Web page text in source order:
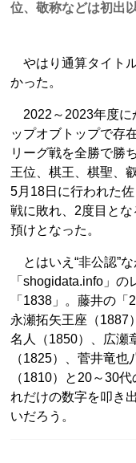
位、敬称などは初出
やはり通算タイト
かった。
2022～2023年度に
ップオブトップで存
リーグ戦を全勝で勝
王位、棋王、棋聖、
5月18日に行われた
戦に敗れ、2度目と
預けとなった。
とはいえ“非公認”
「shogidata.info」
「1838」。藤井の「
永瀬拓矢王座（1887
名人（1850）、広瀬
（1825）、菅井竜
（1810）と20～30
れだけの数字を叩き
いだろう。